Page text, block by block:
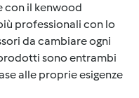
con il kenwood
professionali con lo
da cambiare ogni
sono entrambi
alle proprie esigenze